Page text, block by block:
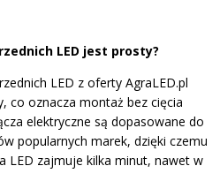
LED jest prosty?
LED z oferty AgraLED.pl
co oznacza montaż bez cięcia
elektryczne są dopasowane do
popularnych marek, dzięki czemu
LED zajmuje kilka minut, nawet w